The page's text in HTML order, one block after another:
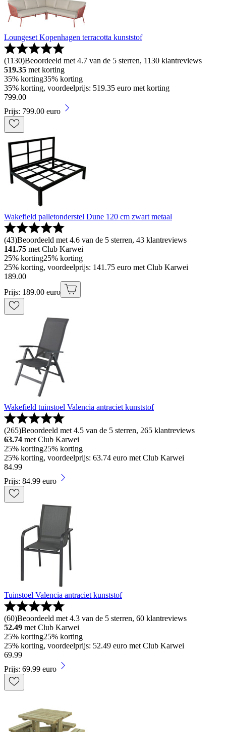
Loungeset Kopenhagen terracotta kunststof
(1130)Beoordeeld met 4.7 van de 5 sterren, 1130 klantreviews
519.35 met korting
35% korting35% korting
35% korting, voordeelprijs: 519.35 euro met korting
799.00
Prijs: 799.00 euro
Wakefield palletonderstel Dune 120 cm zwart metaal
(43)Beoordeeld met 4.6 van de 5 sterren, 43 klantreviews
141.75 met Club Karwei
25% korting25% korting
25% korting, voordeelprijs: 141.75 euro met Club Karwei
189.00
Prijs: 189.00 euro
Wakefield tuinstoel Valencia antraciet kunststof
(265)Beoordeeld met 4.5 van de 5 sterren, 265 klantreviews
63.74 met Club Karwei
25% korting25% korting
25% korting, voordeelprijs: 63.74 euro met Club Karwei
84.99
Prijs: 84.99 euro
Tuinstoel Valencia antraciet kunststof
(60)Beoordeeld met 4.3 van de 5 sterren, 60 klantreviews
52.49 met Club Karwei
25% korting25% korting
25% korting, voordeelprijs: 52.49 euro met Club Karwei
69.99
Prijs: 69.99 euro